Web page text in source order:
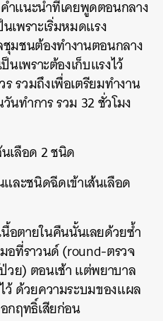
ำแนะนำที่เคยพูดตอนกลาง
เพราะเริ่มหมดแรง
ชุมชนต้องทำงานตอนกลาง
นเพราะต้องเก็บแรงไว้
รวมถึงเพื่อเตรียมทำงาน
นทำการ รวม 32 ชั่วโมง
เลือด 2 ชนิด
ะชนิดฉีดเข้าเส้นเลือด
อตายในคืนนั้นเลยด้วยซ้ำ
อที่ราวนด์ (round-ตรวจ
ย) ตอนเช้า แต่พยาบาล
ว้ ด้วยความระบมของแผล
กฤทธิ์เสียก่อน